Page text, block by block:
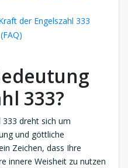
der Engelszahl 333
333?
333 dreht sich um
und göttliche
Zeichen, dass Ihre
innere Weisheit zu nutzen